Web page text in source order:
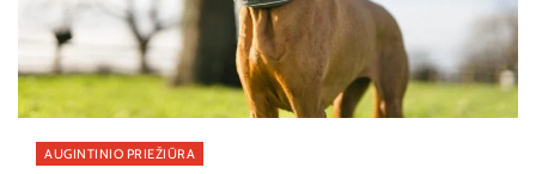
AUGINTINIO PRIEŽIŪRA